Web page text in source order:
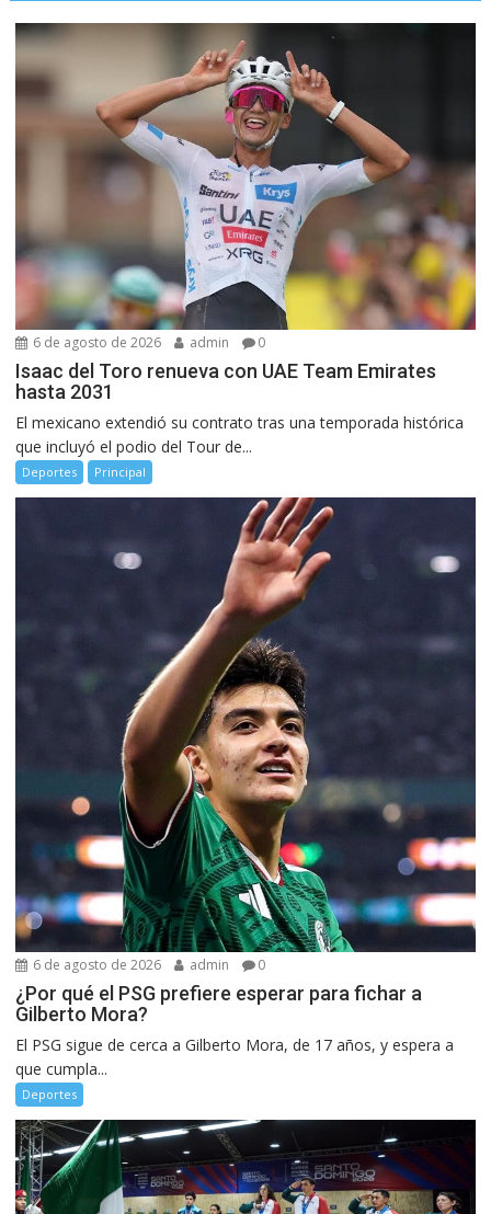
6 de agosto de 2026 admin 0
Isaac del Toro renueva con UAE Team Emirates
hasta 2031
El mexicano extendió su contrato tras una temporada histórica
que incluyó el podio del Tour de...
Deportes Principal
6 de agosto de 2026 admin 0
¿Por qué el PSG prefiere esperar para fichar a
Gilberto Mora?
El PSG sigue de cerca a Gilberto Mora, de 17 años, y espera a
que cumpla...
Deportes